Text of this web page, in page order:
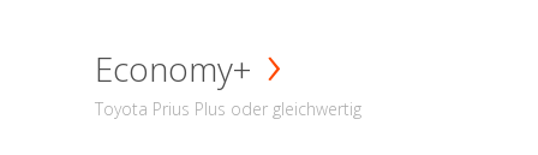
Economy+
Toyota Prius Plus oder gleichwertig